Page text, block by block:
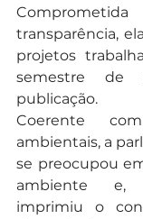
transparência,
projetos
semestre de
publicação.
Coerente
ambientais, a
se preocupou
ambiente e,
imprimiu o